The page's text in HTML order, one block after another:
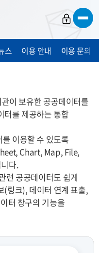
스 이용 안내 이용 문의
이 보유한 공공데이터를
터를 제공하는 통합
이용할 수 있도록
Chart, Map, File,
다.
련 공공데이터도 쉽게
(링크), 데이터 연계 표출,
터 창구의 기능을